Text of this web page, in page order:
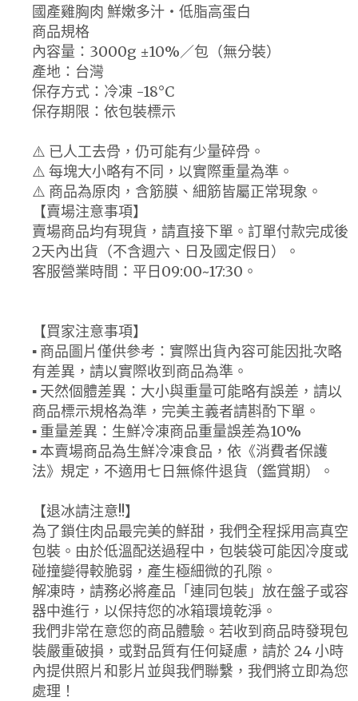
國產雞胸肉 鮮嫩多汁・低脂高蛋白
商品規格
內容量：3000g ±10%／包（無分裝）
產地：台灣
保存方式：冷凍 -18°C
保存期限：依包裝標示
⚠️ 已人工去骨，仍可能有少量碎骨。
⚠️ 每塊大小略有不同，以實際重量為準。
⚠️ 商品為原肉，含筋膜、細筋皆屬正常現象。
【賣場注意事項】
賣場商品均有現貨，請直接下單。訂單付款完成後
2天內出貨（不含週六、日及國定假日）。
客服營業時間：平日09:00~17:30。
【買家注意事項】
▪ 商品圖片僅供參考：實際出貨內容可能因批次略
有差異，請以實際收到商品為準。
▪ 天然個體差異：大小與重量可能略有誤差，請以
商品標示規格為準，完美主義者請斟酌下單。
▪ 重量差異：生鮮冷凍商品重量誤差為10%
▪ 本賣場商品為生鮮冷凍食品，依《消費者保護
法》規定，不適用七日無條件退貨（鑑賞期）。
【退冰請注意!!】
為了鎖住肉品最完美的鮮甜，我們全程採用高真空
包裝。由於低溫配送過程中，包裝袋可能因冷度或
碰撞變得較脆弱，產生極細微的孔隙。
解凍時，請務必將產品「連同包裝」放在盤子或容
器中進行，以保持您的冰箱環境乾淨。
我們非常在意您的商品體驗。若收到商品時發現包
裝嚴重破損，或對品質有任何疑慮，請於 24 小時
內提供照片和影片並與我們聯繫，我們將立即為您
處理！